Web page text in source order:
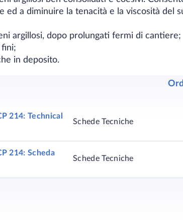
ed a diminuire la tenacità e la viscosità del
argillosi, dopo prolungati fermi di cantiere;
in deposito.
214: Technical
Schede Tecniche
214: Scheda
Schede Tecniche